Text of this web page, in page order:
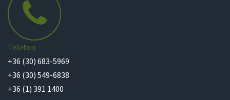
Telefon
+36 (30) 683-5969
+36 (30) 549-6838
+36 (1) 391 1400